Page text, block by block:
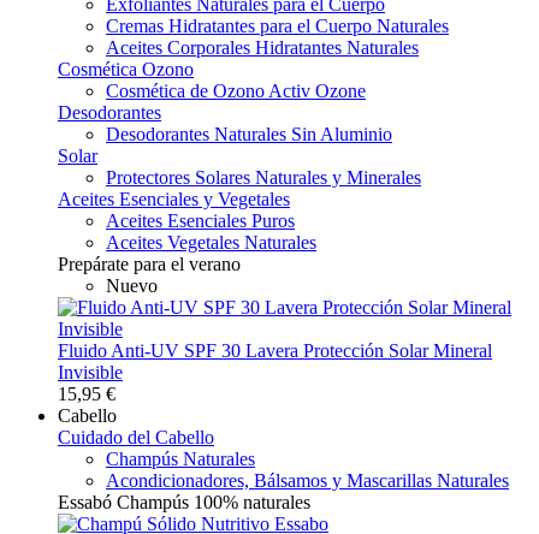
Exfoliantes Naturales para el Cuerpo
Cremas Hidratantes para el Cuerpo Naturales
Aceites Corporales Hidratantes Naturales
Cosmética Ozono
Cosmética de Ozono Activ Ozone
Desodorantes
Desodorantes Naturales Sin Aluminio
Solar
Protectores Solares Naturales y Minerales
Aceites Esenciales y Vegetales
Aceites Esenciales Puros
Aceites Vegetales Naturales
Prepárate para el verano
Nuevo
Fluido Anti-UV SPF 30 Lavera Protección Solar Mineral
Invisible
15,95 €
Cabello
Cuidado del Cabello
Champús Naturales
Acondicionadores, Bálsamos y Mascarillas Naturales
Essabó Champús 100% naturales